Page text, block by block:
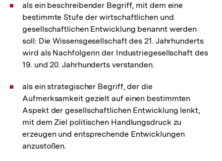
als ein beschreibender Begriff, mit dem eine
bestimmte Stufe der wirtschaftlichen und
gesellschaftlichen Entwicklung benannt werden
soll: Die Wissensgesellschaft des 21. Jahrhunderts
wird als Nachfolgerin der Industriegesellschaft des
19. und 20. Jahrhunderts verstanden.
als ein strategischer Begriff, der die
Aufmerksamkeit gezielt auf einen bestimmten
Aspekt der gesellschaftlichen Entwicklung lenkt,
mit dem Ziel politischen Handlungsdruck zu
erzeugen und entsprechende Entwicklungen
anzustoßen.